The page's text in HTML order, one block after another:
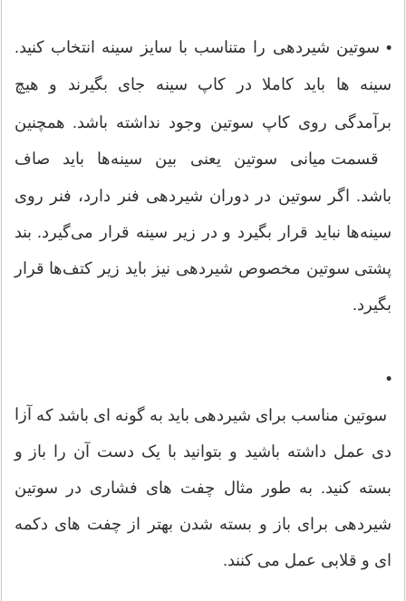
• سوتین شیردهی را متناسب با سایز سینه انتخاب کنید.
سینه ها باید کاملا در کاپ سینه جای بگیرند و هیچ
برآمدگی روی کاپ سوتین وجود نداشته باشد. همچنین
قسمت میانی سوتین یعنی بین سینه‌ها باید صاف
باشد. اگر سوتین در دوران شیردهی فنر دارد، فنر روی
سینه‌ها نباید قرار بگیرد و در زیر سینه قرار می‌گیرد. بند
پشتی سوتین مخصوص شیردهی نیز باید زیر کتف‌ها قرار
بگیرد.
•
سوتین مناسب برای شیردهی باید به گونه ای باشد که آزا
دی عمل داشته باشید و بتوانید با یک دست آن را باز و
بسته کنید. به طور مثال چفت های فشاری در سوتین
شیردهی برای باز و بسته شدن بهتر از چفت های دکمه
ای و قلابی عمل می کنند.